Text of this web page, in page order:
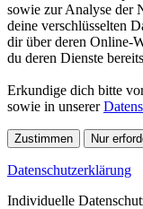
sowie zur Analyse der
deine verschlüsselten
dir über deren Online-
du deren Dienste
Erkundige dich bitte
sowie in unserer
Zustimmen Nur
Datenschutzerklärung
Individuelle